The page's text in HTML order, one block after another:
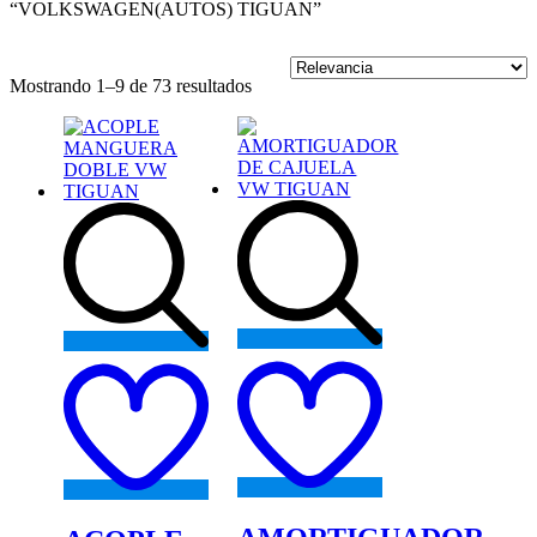
“VOLKSWAGEN(AUTOS) TIGUAN”
Mostrando 1–9 de 73 resultados
wishlist
wishlist